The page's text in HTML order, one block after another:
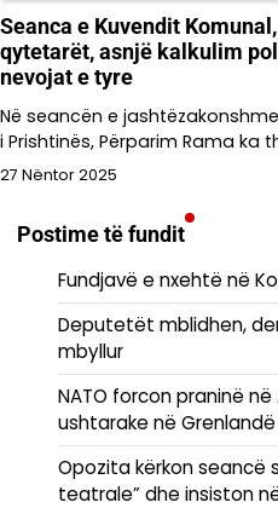
Seanca e Kuvendit
qytetarët, asnjë kalkulim
nevojat e tyre
Në seancën e
i Prishtinës, Përparim Rama ka
27 Nëntor 2025
Postime të fundit
Fundjavë e nxehtë në
Deputetët mblidhen,
mbyllur
NATO forcon praninë
ushtarake në Grenlandë
Opozita kërkon seancë
teatrale” dhe insiston